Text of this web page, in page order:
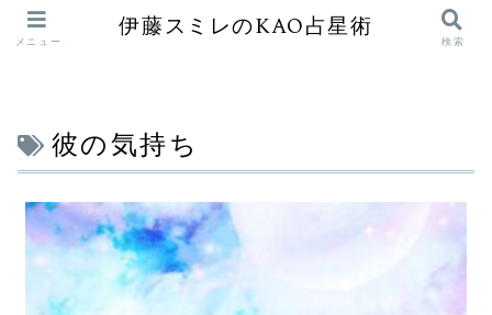
彼の気持ち
メニュー 伊藤スミレのKAO占星術 検索